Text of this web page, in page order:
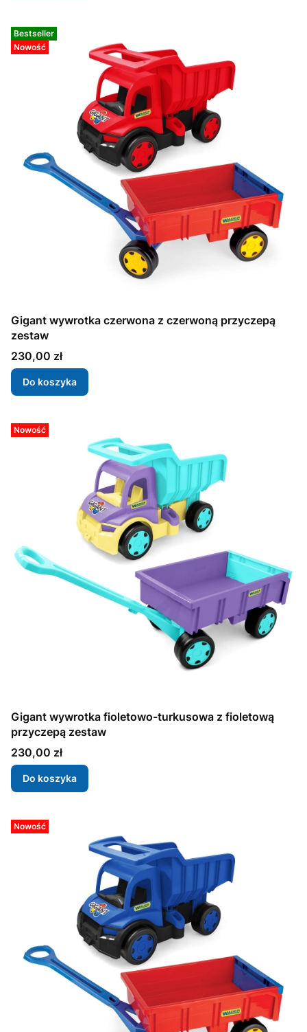
Bestseller
Nowość
Gigant wywrotka czerwona z czerwoną przyczepą
zestaw
Cena
230,00 zł
Do koszyka
Nowość
Gigant wywrotka fioletowo-turkusowa z fioletową
przyczepą zestaw
Cena
230,00 zł
Do koszyka
Nowość